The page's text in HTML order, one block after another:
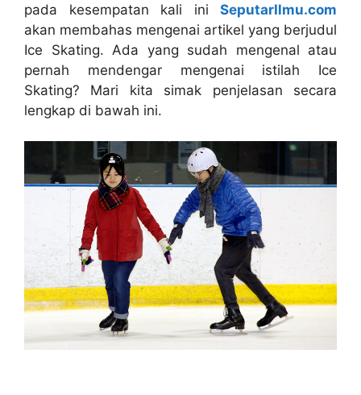
pada kesempatan kali ini SeputarIlmu.com
akan membahas mengenai artikel yang berjudul
Ice Skating. Ada yang sudah mengenal atau
pernah mendengar mengenai istilah Ice
Skating? Mari kita simak penjelasan secara
lengkap di bawah ini.